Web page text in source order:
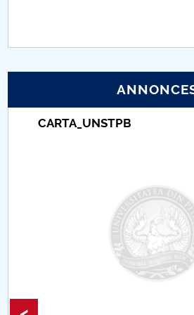
Protection des données
Comisie de etica unversitară
Accesibilitate pentru studenții cu
CARTA_UNSTPB